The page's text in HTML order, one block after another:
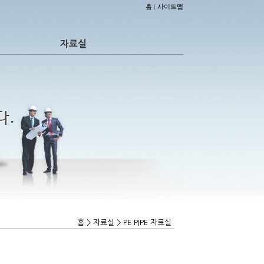
홈 | 사이트맵
자료실
홈 > 자료실 > PE PIPE 자료실